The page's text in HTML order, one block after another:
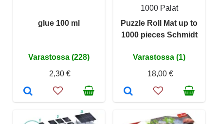
glue 100 ml
Varastossa (228)
2,30 €
1000 Palat
Puzzle Roll Mat up to
1000 pieces Schmidt
Varastossa (1)
18,00 €